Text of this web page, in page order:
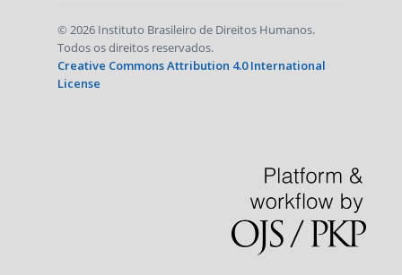
© 2026 Instituto Brasileiro de Direitos Humanos.
Todos os direitos reservados.
Creative Commons Attribution 4.0 International
License